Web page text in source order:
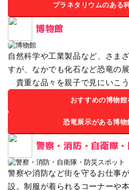
プラネタリウムのある
博物館
自然科学や工業製品など、さま
すが、なかでも化石など恐竜の
貴重な品々を親子で見にいこ
おすすめの博物館
恐竜展示がある博物
警察・消防・自衛隊
警察や消防など街を守るお仕事
設。制服が着られるコーナーや